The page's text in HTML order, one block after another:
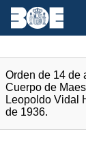
Orden de 14 de
Cuerpo de
Leopoldo Vidal
de 1936.